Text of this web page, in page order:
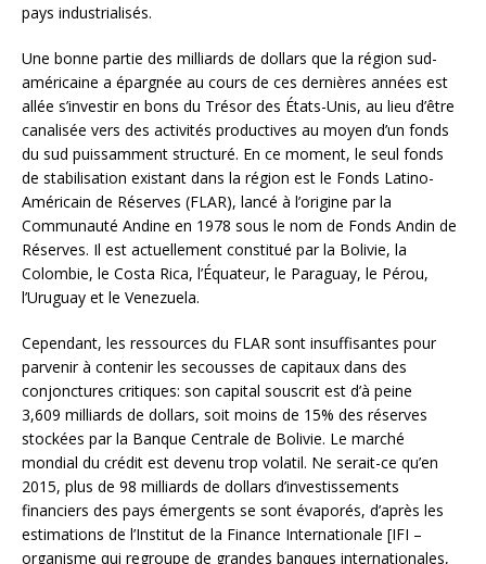
pays industrialisés.
Une bonne partie des milliards de dollars que la région sud-
américaine a épargnée au cours de ces dernières années est
allée s’investir en bons du Trésor des États-Unis, au lieu d’être
canalisée vers des activités productives au moyen d’un fonds
du sud puissamment structuré. En ce moment, le seul fonds
de stabilisation existant dans la région est le Fonds Latino-
Américain de Réserves (FLAR), lancé à l’origine par la
Communauté Andine en 1978 sous le nom de Fonds Andin de
Réserves. Il est actuellement constitué par la Bolivie, la
Colombie, le Costa Rica, l’Équateur, le Paraguay, le Pérou,
l’Uruguay et le Venezuela.
Cependant, les ressources du FLAR sont insuffisantes pour
parvenir à contenir les secousses de capitaux dans des
conjonctures critiques: son capital souscrit est d’à peine
3,609 milliards de dollars, soit moins de 15% des réserves
stockées par la Banque Centrale de Bolivie. Le marché
mondial du crédit est devenu trop volatil. Ne serait-ce qu’en
2015, plus de 98 milliards de dollars d’investissements
financiers des pays émergents se sont évaporés, d’après les
estimations de l’Institut de la Finance Internationale [IFI –
organisme qui regroupe de grandes banques internationales,